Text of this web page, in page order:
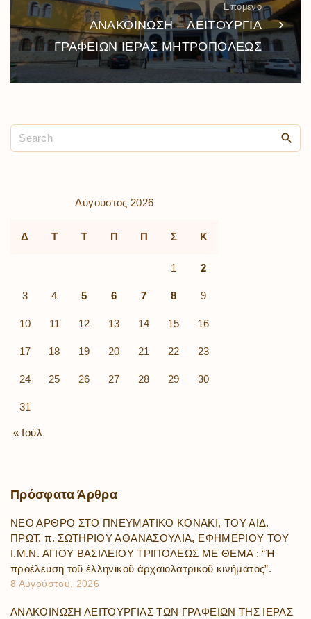
Επόμενο
ΑΝΑΚΟΙΝΩΣΗ – ΛΕΙΤΟΥΡΓΙΑ
ΓΡΑΦΕΙΩΝ ΙΕΡΑΣ ΜΗΤΡΟΠΟΛΕΩΣ
Αύγουστος 2026
Δ Τ Τ Π Π Σ Κ
1 2
3 4 5 6 7 8 9
10 11 12 13 14 15 16
17 18 19 20 21 22 23
24 25 26 27 28 29 30
31
« Ιούλ
Πρόσφατα Άρθρα
ΝΕΟ ΑΡΘΡΟ ΣΤΟ ΠΝΕΥΜΑΤΙΚΟ ΚΟΝΑΚΙ, ΤΟΥ ΑΙΔ.
ΠΡΩΤ. π. ΣΩΤΗΡΙΟΥ ΑΘΑΝΑΣΟΥΛΙΑ, ΕΦΗΜΕΡΙΟΥ ΤΟΥ
Ι.Μ.Ν. ΑΓΙΟΥ ΒΑΣΙΛΕΙΟΥ ΤΡΙΠΟΛΕΩΣ ΜΕ ΘΕΜΑ : “Ἡ
προέλευση τοῦ ἑλληνικοῦ ἀρχαιολατρικοῦ κινήματος”.
8 Αυγούστου, 2026
ΑΝΑΚΟΙΝΩΣΗ ΛΕΙΤΟΥΡΓΙΑΣ ΤΩΝ ΓΡΑΦΕΙΩΝ ΤΗΣ ΙΕΡΑΣ